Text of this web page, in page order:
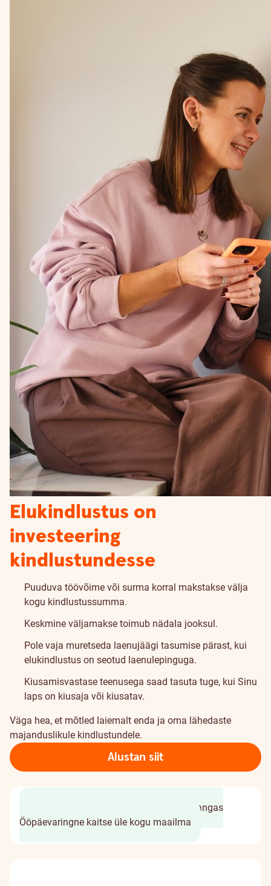
Elukindlustus on
investeering
kindlustundesse
Puuduva töövõime või surma korral makstakse välja
kogu kindlustussumma.
Keskmine väljamakse toimub nädala jooksul.
Pole vaja muretseda laenujäägi tasumise pärast, kui
elukindlustus on seotud laenulepinguga.
Kiusamisvastase teenusega saad tasuta tuge, kui Sinu
laps on kiusaja või kiusatav.
Väga hea, et mõtled laiemalt enda ja oma lähedaste
majanduslikule kindlustundele.
Alustan siit
Taotle internetipangas
Ööpäevaringne kaitse üle kogu maailma